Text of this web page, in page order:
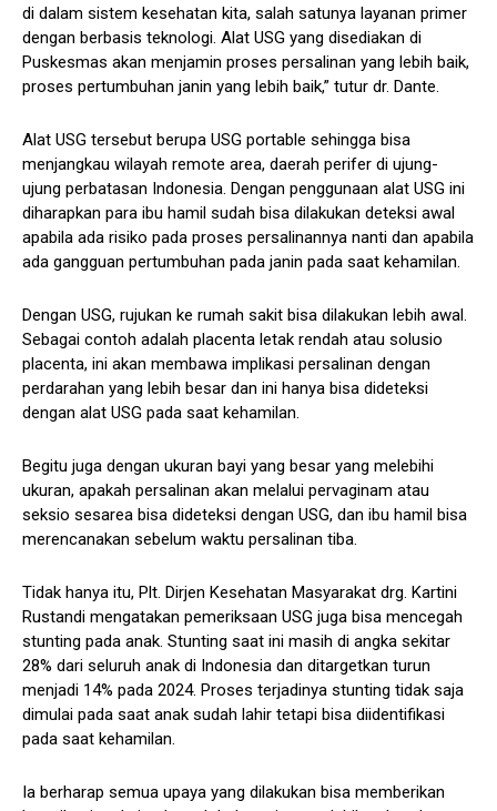
di dalam sistem kesehatan kita, salah satunya layanan primer
dengan berbasis teknologi. Alat USG yang disediakan di
Puskesmas akan menjamin proses persalinan yang lebih baik,
proses pertumbuhan janin yang lebih baik,” tutur dr. Dante.
Alat USG tersebut berupa USG portable sehingga bisa
menjangkau wilayah remote area, daerah perifer di ujung-
ujung perbatasan Indonesia. Dengan penggunaan alat USG ini
diharapkan para ibu hamil sudah bisa dilakukan deteksi awal
apabila ada risiko pada proses persalinannya nanti dan apabila
ada gangguan pertumbuhan pada janin pada saat kehamilan.
Dengan USG, rujukan ke rumah sakit bisa dilakukan lebih awal.
Sebagai contoh adalah placenta letak rendah atau solusio
placenta, ini akan membawa implikasi persalinan dengan
perdarahan yang lebih besar dan ini hanya bisa dideteksi
dengan alat USG pada saat kehamilan.
Begitu juga dengan ukuran bayi yang besar yang melebihi
ukuran, apakah persalinan akan melalui pervaginam atau
seksio sesarea bisa dideteksi dengan USG, dan ibu hamil bisa
merencanakan sebelum waktu persalinan tiba.
Tidak hanya itu, Plt. Dirjen Kesehatan Masyarakat drg. Kartini
Rustandi mengatakan pemeriksaan USG juga bisa mencegah
stunting pada anak. Stunting saat ini masih di angka sekitar
28% dari seluruh anak di Indonesia dan ditargetkan turun
menjadi 14% pada 2024. Proses terjadinya stunting tidak saja
dimulai pada saat anak sudah lahir tetapi bisa diidentifikasi
pada saat kehamilan.
Ia berharap semua upaya yang dilakukan bisa memberikan